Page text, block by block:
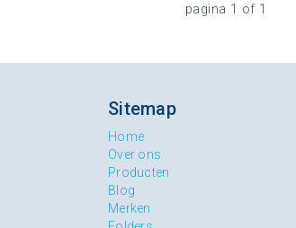
pagina 1 of 1
Sitemap
Home
Over ons
Producten
Blog
Merken